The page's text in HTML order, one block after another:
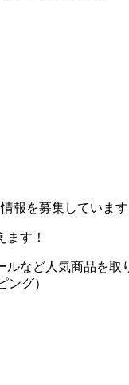
報を募集していま
す！
など人気商品を取
ング）